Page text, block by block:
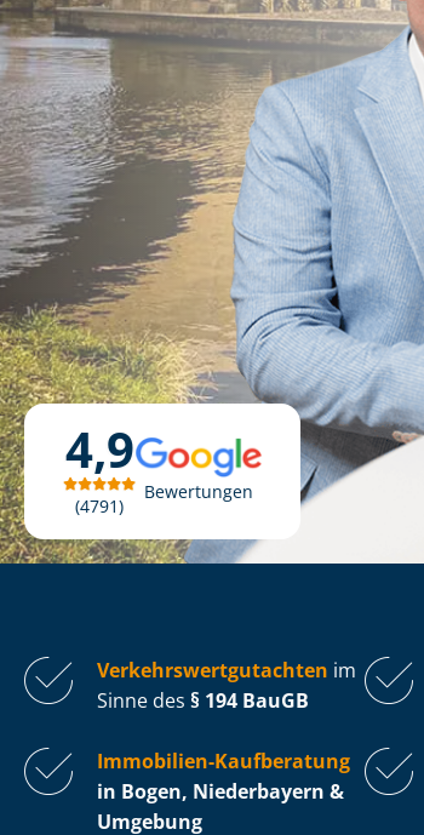
4,9
4791
Bewertungen
Ver­kehrs­wert­gut­ach­ten im
Sinne des § 194 BauGB
Immobilien-Kaufberatung
in Bogen, Niederbayern &
Umgebung